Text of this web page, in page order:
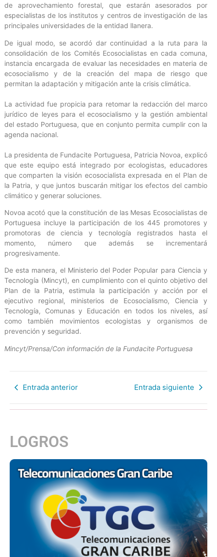
de aprovechamiento forestal, que estarán asesorados por
especialistas de los institutos y centros de investigación de las
principales universidades de la entidad llanera.
De igual modo, se acordó dar continuidad a la ruta para la
consolidación de los Comités Ecosocialistas en cada comuna,
instancia encargada de evaluar las necesidades en materia de
ecosocialismo y de la creación del mapa de riesgo que
permitan la adaptación y mitigación ante la crisis climática.
La actividad fue propicia para retomar la redacción del marco
jurídico de leyes para el ecosocialismo y la gestión ambiental
del estado Portuguesa, que en conjunto permita cumplir con la
agenda nacional.‎
La presidenta de Fundacite Portuguesa, Patricia Novoa, explicó
que este equipo está integrado por ecologistas, educadores
que comparten la visión ecosocialista expresada en el Plan de
la Patria, y que juntos buscarán mitigar los efectos del cambio
climático y generar soluciones.
‎Novoa acotó que la constitución de las Mesas Ecosocialistas de
Portuguesa incluye la participación de los 445 promotores y
promotoras de ciencia y tecnología registrados hasta el
momento, número que además se incrementará
progresivamente.
De esta manera, el Ministerio del Poder Popular para Ciencia y
Tecnología (Mincyt), en cumplimiento con el quinto objetivo del
Plan de la Patria, estimula la participación y acción por el
ejecutivo regional, ministerios de Ecosocialismo, Ciencia y
Tecnología, Comunas y Educación en todos los niveles, así
como también movimientos ecologistas y organismos de
prevención y seguridad.
Mincyt/Prensa/Con información de la Fundacite Portuguesa
Entrada anterior Entrada siguiente
LOGROS